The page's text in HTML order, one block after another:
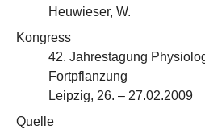
Heuwieser, W.
Kongress
42. Jahrestagung
Fortpflanzung
Leipzig, 26. – 27.02.2009
Quelle